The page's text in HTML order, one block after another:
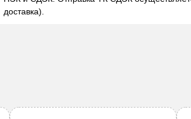
доставка).